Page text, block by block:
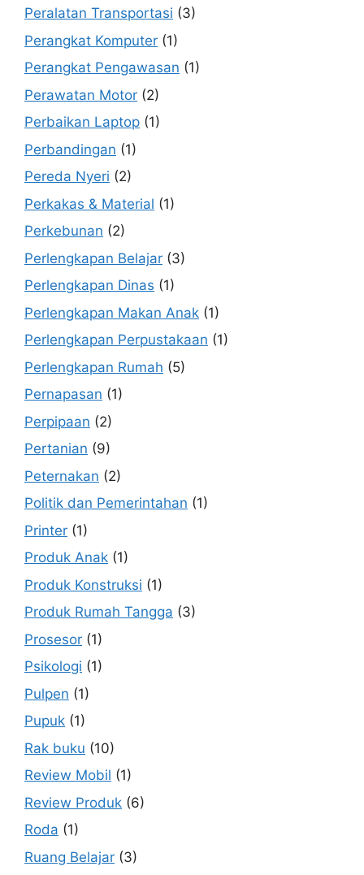
Peralatan Transportasi (3)
Perangkat Komputer (1)
Perangkat Pengawasan (1)
Perawatan Motor (2)
Perbaikan Laptop (1)
Perbandingan (1)
Pereda Nyeri (2)
Perkakas & Material (1)
Perkebunan (2)
Perlengkapan Belajar (3)
Perlengkapan Dinas (1)
Perlengkapan Makan Anak (1)
Perlengkapan Perpustakaan (1)
Perlengkapan Rumah (5)
Pernapasan (1)
Perpipaan (2)
Pertanian (9)
Peternakan (2)
Politik dan Pemerintahan (1)
Printer (1)
Produk Anak (1)
Produk Konstruksi (1)
Produk Rumah Tangga (3)
Prosesor (1)
Psikologi (1)
Pulpen (1)
Pupuk (1)
Rak buku (10)
Review Mobil (1)
Review Produk (6)
Roda (1)
Ruang Belajar (3)